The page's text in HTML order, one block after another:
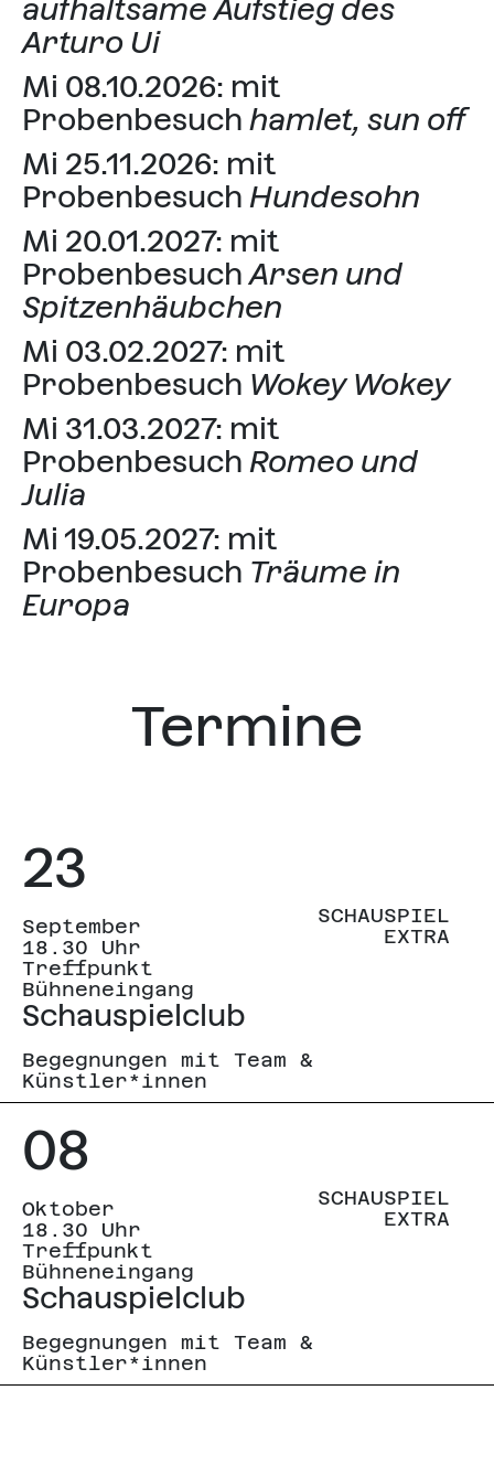
aufhaltsame Aufstieg des
Arturo Ui
Mi 08.10.2026: mit
Probenbesuch hamlet, sun off
Mi 25.11.2026: mit
Probenbesuch Hundesohn
Mi 20.01.2027: mit
ProbenbesuchArsen und
Spitzenhäubchen
Mi 03.02.2027: mit
Probenbesuch Wokey Wokey
Mi 31.03.2027: mit
Probenbesuch Romeo und
Julia
Mi 19.05.2027: mit
Probenbesuch Träume in
Europa
Termine
23
September
18.30 Uhr
Treffpunkt
Bühneneingang
Schauspielclub
Begegnungen mit Team &
Künstler*innen
SCHAUSPIEL
EXTRA
08
Oktober
18.30 Uhr
Treffpunkt
Bühneneingang
Schauspielclub
Begegnungen mit Team &
Künstler*innen
SCHAUSPIEL
EXTRA